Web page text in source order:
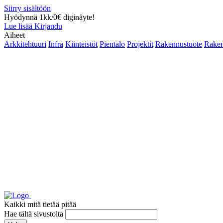
Siirry sisältöön
Hyödynnä 1kk/0€ diginäyte!
Lue lisää Kirjaudu
Aiheet
Arkkitehtuuri Infra Kiinteistöt Pientalo Projektit Rakennustuote
Kaikki mitä tietää pitää
Hae tältä sivustolta